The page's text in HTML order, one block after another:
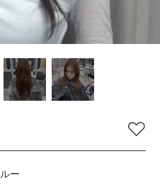
グレージュ
グレイ
アッシュ/ブルー
レッド
ー